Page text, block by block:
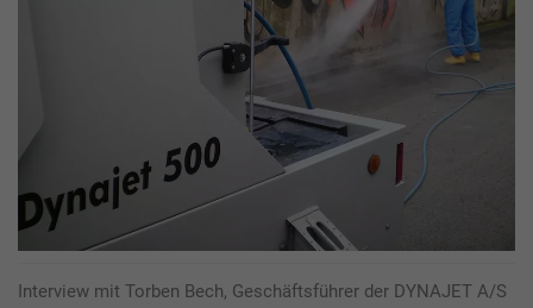
Interview mit Torben Bech, Geschäftsführer der DYNAJET A/S